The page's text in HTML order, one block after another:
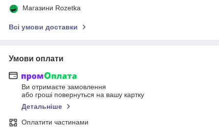
Магазини Rozetka
Всі умови доставки
Умови оплати
Ви отримаєте замовлення
або гроші повернуться на вашу картку
Детальніше
Оплатити частинами